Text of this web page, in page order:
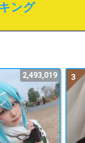
ング
2,493,019 3